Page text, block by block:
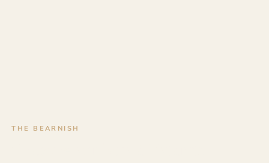
THE BEARNISH